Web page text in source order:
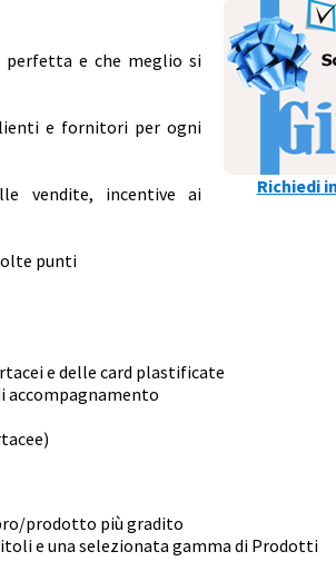
Richiedi
perfetta e che meglio si
e fornitori per ogni
vendite, incentive ai
punti
e delle card plastificate
accompagnamento
prodotto più gradito
e una selezionata gamma di Prodotti